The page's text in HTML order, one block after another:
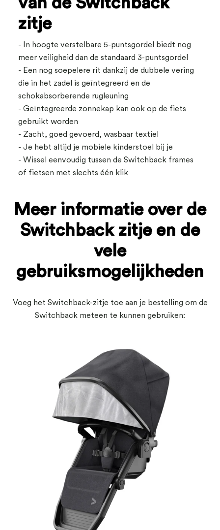
zitje
- In hoogte verstelbare 5-puntsgordel biedt nog
meer veiligheid dan de standaard 3-puntsgordel
- Een nog soepelere rit dankzij de dubbele vering
die in het zadel is geïntegreerd en de
schokabsorberende rugleuning
- Geïntegreerde zonnekap kan ook op de fiets
gebruikt worden
- Zacht, goed gevoerd, wasbaar textiel
- Je hebt altijd je mobiele kinderstoel bij je
- Wissel eenvoudig tussen de Switchback frames
of fietsen met slechts één klik
Meer informatie over de
Switchback zitje en de
vele
gebruiksmogelijkheden
Voeg het Switchback-zitje toe aan je bestelling om de
Switchback meteen te kunnen gebruiken: